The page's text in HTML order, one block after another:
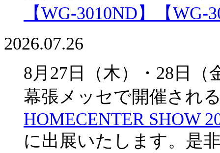
【WG-3010ND】
【WG-
2026.07.26
8月27日（木）・28日（
幕張メッセで開催され
HOMECENTER SHOW
に出展いたします。是